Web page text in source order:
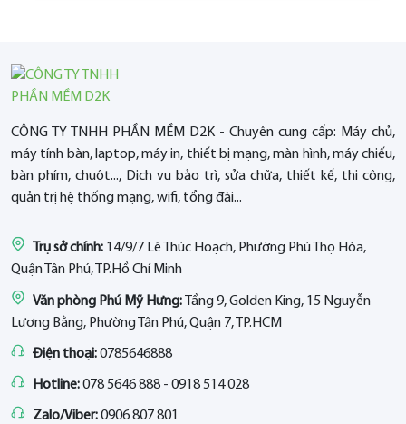
CÔNG TY TNHH PHẦN MỀM D2K - Chuyên cung cấp: Máy chủ,
máy tính bàn, laptop, máy in, thiết bị mạng, màn hình, máy chiếu,
bàn phím, chuột..., Dịch vụ bảo trì, sửa chữa, thiết kế, thi công,
quản trị hệ thống mạng, wifi, tổng đài...
Trụ sở chính: 14/9/7 Lê Thúc Hoạch, Phường Phú Thọ Hòa,
Quận Tân Phú, TP.Hồ Chí Minh
Văn phòng Phú Mỹ Hưng:
Tầng 9, Golden King, 15 Nguyễn
Lương Bằng, Phường Tân Phú, Quận 7, TP.HCM
Điện thoại:0785646888
Hotline:078 5646 888 - 0918 514 028
Zalo/Viber:0906 807 801